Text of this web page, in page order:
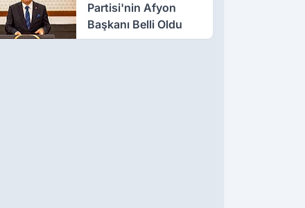
Partisi'nin Afyon
Başkanı Belli Oldu